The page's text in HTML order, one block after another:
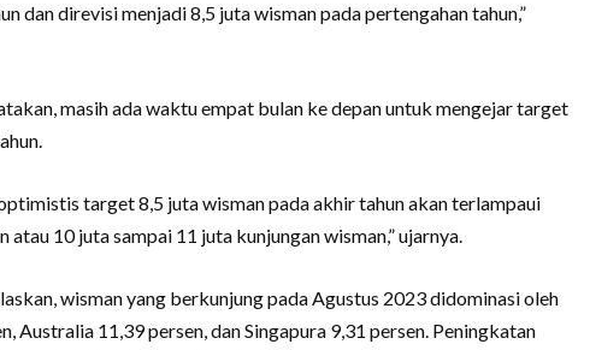
dan direvisi menjadi 8,5 juta wisman pada pertengahan tahun,”
masih ada waktu empat bulan ke depan untuk mengejar target
target 8,5 juta wisman pada akhir tahun akan terlampaui
10 juta sampai 11 juta kunjungan wisman,” ujarnya.
wisman yang berkunjung pada Agustus 2023 didominasi oleh
Australia 11,39 persen, dan Singapura 9,31 persen. Peningkatan